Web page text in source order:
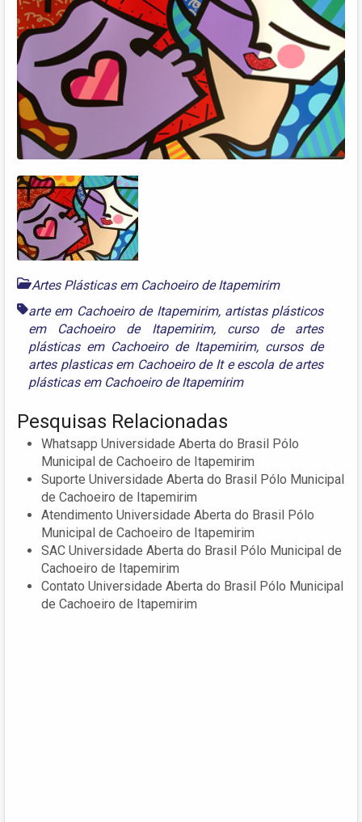
Artes Plásticas em Cachoeiro de Itapemirim
arte em Cachoeiro de Itapemirim, artistas plásticos
em Cachoeiro de Itapemirim, curso de artes
plásticas em Cachoeiro de Itapemirim, cursos de
artes plasticas em Cachoeiro de Iteescola de artes
plásticas em Cachoeiro de Itapemirim
Pesquisas Relacionadas
Whatsapp Universidade Aberta do Brasil Pólo
Municipal de Cachoeiro de Itapemirim
Suporte Universidade Aberta do Brasil Pólo Municipal
de Cachoeiro de Itapemirim
Atendimento Universidade Aberta do Brasil Pólo
Municipal de Cachoeiro de Itapemirim
SAC Universidade Aberta do Brasil Pólo Municipal de
Cachoeiro de Itapemirim
Contato Universidade Aberta do Brasil Pólo Municipal
de Cachoeiro de Itapemirim